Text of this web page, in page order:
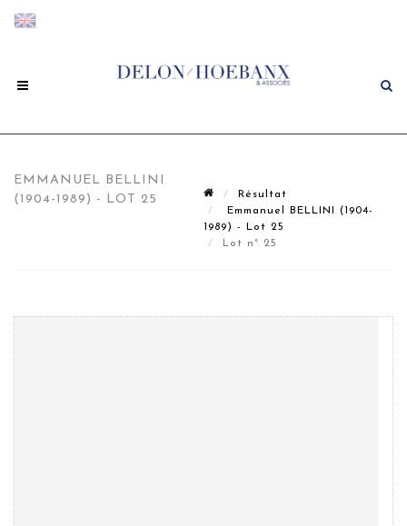
EMMANUEL BELLINI
(1904-1989) - LOT 25
Résultat
Emmanuel BELLINI (1904-
1989) - Lot 25
Lot n° 25